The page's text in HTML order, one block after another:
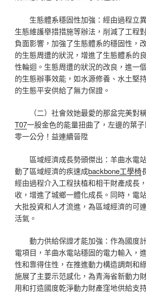
生態體系穩固性加強：經由過程立
生態維護舉措措施等辦法，削減了工程
負面影響，加強了生態體系的穩固性，
的生態周遭的狀況，增進了生態體系的良
性輪迴。生態周遭的狀況的改良，進一
的生態辦事效能，如水源修養、水土堅
的生態平安供給了無力保證。
（二）社會效她最愛的那盆完美對
T07一股金色的能量扭曲了，左邊的葉
零一公分！益連續晉陞
區域經濟成長勢頭傑出：羊曲水電
動了區域經濟的疾速成backbone工學椅
經由過程介入工程扶植和相干財產成長
收，增進了城鄉一體化成長。同時，電
大批投資和人才流進，為區域經濟的可
活氣。
動力供給保證才能加強：作為國度
電項目，羊曲水電站穩固的電力輸入，
性和靠得住性，在推進動力構造調劑和
施展了主要示范感化，為青海省新動力
用和打造國度乾淨動力財產窪地供給支